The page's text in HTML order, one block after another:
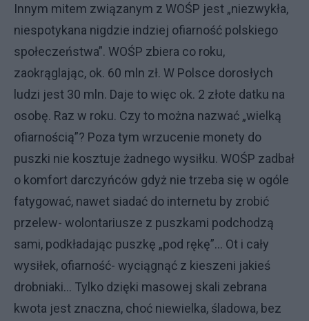
Innym mitem związanym z WOŚP jest „niezwykła,
niespotykana nigdzie indziej ofiarność polskiego
społeczeństwa”. WOŚP zbiera co roku,
zaokrąglając, ok. 60 mln zł. W Polsce dorosłych
ludzi jest 30 mln. Daje to więc ok. 2 złote datku na
osobę. Raz w roku. Czy to można nazwać „wielką
ofiarnością”? Poza tym wrzucenie monety do
puszki nie kosztuje żadnego wysiłku. WOŚP zadbał
o komfort darczyńców gdyż nie trzeba się w ogóle
fatygować, nawet siadać do internetu by zrobić
przelew- wolontariusze z puszkami podchodzą
sami, podkładając puszkę „pod rękę”… Ot i cały
wysiłek, ofiarność- wyciągnąć z kieszeni jakieś
drobniaki… Tylko dzięki masowej skali zebrana
kwota jest znaczna, choć niewielka, śladowa, bez